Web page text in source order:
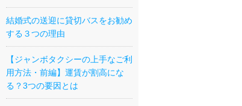
結婚式の送迎に貸切バスをお勧め
する３つの理由
【ジャンボタクシーの上手なご利
用方法・前編】運賃が割高にな
る？3つの要因とは